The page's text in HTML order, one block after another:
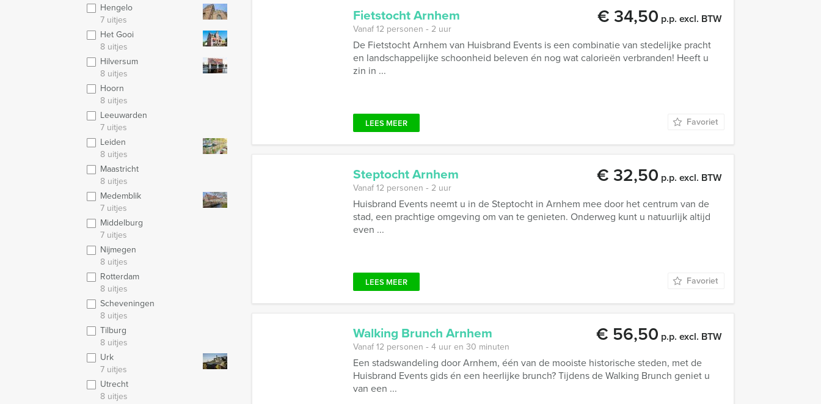
Hengelo
7 uitjes
Het Gooi
8 uitjes
Hilversum
8 uitjes
Hoorn
8 uitjes
Leeuwarden
7 uitjes
Leiden
8 uitjes
Maastricht
8 uitjes
Medemblik
7 uitjes
Middelburg
7 uitjes
Nijmegen
8 uitjes
Rotterdam
8 uitjes
Scheveningen
8 uitjes
Tilburg
8 uitjes
Urk
7 uitjes
Utrecht
8 uitjes
Fietstocht Arnhem € 34,50 p.p. excl. BTW
Vanaf 12 personen ‐ 2 uur
De Fietstocht Arnhem van Huisbrand Events is een combinatie van stedelijke pracht
en landschappelijke schoonheid beleven én nog wat calorieën verbranden! Heeft u
zin in ...
LEES MEER Favoriet
Steptocht Arnhem € 32,50 p.p. excl. BTW
Vanaf 12 personen ‐ 2 uur
Huisbrand Events neemt u in de Steptocht in Arnhem mee door het centrum van de
stad, een prachtige omgeving om van te genieten. Onderweg kunt u natuurlijk altijd
even ...
LEES MEER Favoriet
Walking Brunch Arnhem € 56,50 p.p. excl. BTW
Vanaf 12 personen ‐ 4 uur en 30 minuten
Een stadswandeling door Arnhem, één van de mooiste historische steden, met de
Huisbrand Events gids én een heerlijke brunch? Tijdens de Walking Brunch geniet u
van een ...